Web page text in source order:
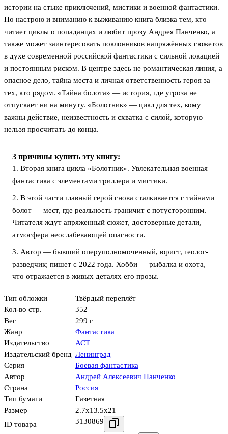
истории на стыке приключений, мистики и военной фантастики.
По настрою и вниманию к выживанию книга близка тем, кто
читает циклы о попаданцах и любит прозу Андрея Панченко, а
также может заинтересовать поклонников напряжённых сюжетов
в духе современной российской фантастики с сильной локацией
и постоянным риском. В центре здесь не романтическая линия, а
опасное дело, тайна места и личная ответственность героя за
тех, кто рядом. «Тайна болота» — история, где угроза не
отпускает ни на минуту. «Болотник» — цикл для тех, кому
важны действие, неизвестность и схватка с силой, которую
нельзя просчитать до конца.
3 причины купить эту книгу:
1. Вторая книга цикла «Болотник». Увлекательная военная
фантастика с элементами триллера и мистики.
2. В этой части главный герой снова сталкивается с тайнами
болот — мест, где реальность граничит с потусторонним.
Читателя ждут апряженный сюжет, достоверные детали,
атмосфера неослабевающей опасности.
3. Автор — бывший оперуполномоченный, юрист, геолог-
разведчик; пишет с 2022 года. Хобби — рыбалка и охота,
что отражается в живых деталях его прозы.
Тип обложки
Твёрдый переплёт
Кол-во стр.
352
Вес
299 г
Жанр
Фантастика
Издательство
АСТ
Издательский бренд Ленинград
Серия
Боевая фантастика
Автор
Андрей Алексеевич Панченко
Страна
Россия
Тип бумаги
Газетная
Размер
2.7x13.5x21
ID товара
3130869